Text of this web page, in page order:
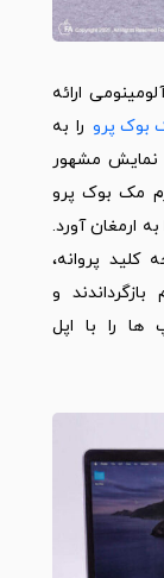
ارائه
بوک پرو را به
مشهور
مک بوک پرو
ارمغان آورد.
پروانه،
و
را با اپل